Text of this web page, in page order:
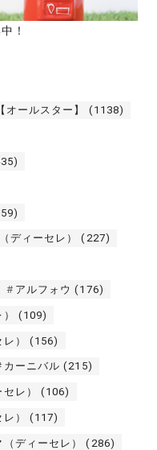
！
【オールスター】 (1138)
ディーセレ） (227)
アルフォウ (176)
(109)
） (156)
カーニバル (215)
レ） (106)
） (117)
（ディーセレ） (286)